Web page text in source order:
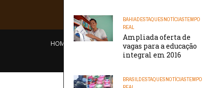
BAHIADESTAQUESNOTÍCIASTEMPO
REAL
Ampliada oferta de
vagas para a educação
integral em 2016
BRASILDESTAQUESNOTÍCIASTEMPO
HOME EQUIPE O PORTAL CONTATO
/// WebtivaHOSTING